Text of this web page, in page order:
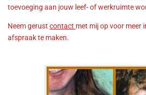
toevoeging aan jouw leef- of werkruimte
Neem gerust contact met mij op voor meer
afspraak te maken.